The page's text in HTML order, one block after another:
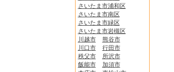
さいたま市浦和区
さいたま市南区
さいたま市緑区
さいたま市岩槻区
川越市
熊谷市
川口市
行田市
秩父市
所沢市
飯能市
加須市